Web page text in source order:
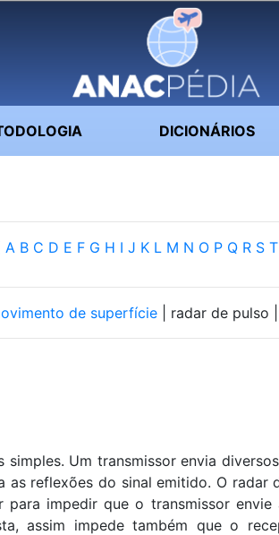
DICIONÁRIOS
A B C D E F G H I J K L M N O P Q R S T
de superfície | radar de pulso |
simples. Um transmissor envia
reflexões do sinal emitido. O radar
para impedir que o transmissor
assim impede também que o